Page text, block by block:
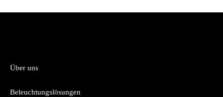
Über uns
Beleuchtungslösungen